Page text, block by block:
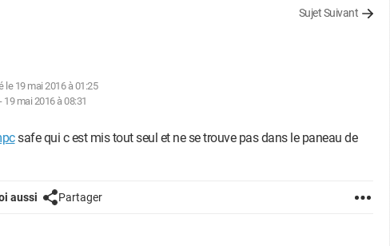
Sujet Suivant
le 19 mai 2016 à 01:25
19 mai 2016 à 08:31
safe qui c est mis tout seul et ne se trouve pas dans le paneau de
aussi Partager